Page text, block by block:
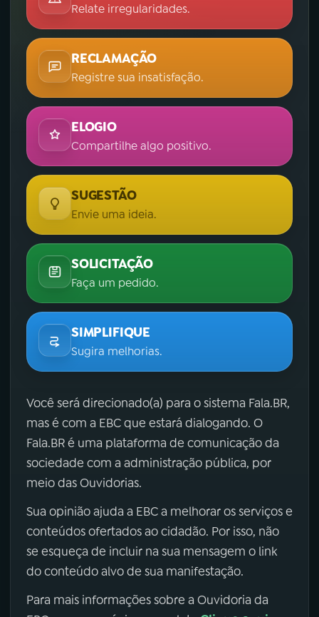
Relate irregularidades.
RECLAMAÇÃO
Registre sua insatisfação.
ELOGIO
Compartilhe algo positivo.
SUGESTÃO
Envie uma ideia.
SOLICITAÇÃO
Faça um pedido.
SIMPLIFIQUE
Sugira melhorias.
Você será direcionado(a) para o sistema Fala.BR,
mas é com a EBC que estará dialogando. O
Fala.BR é uma plataforma de comunicação da
sociedade com a administração pública, por
meio das Ouvidorias.
Sua opinião ajuda a EBC a melhorar os serviços e
conteúdos ofertados ao cidadão. Por isso, não
se esqueça de incluir na sua mensagem o link
do conteúdo alvo de sua manifestação.
Para mais informações sobre a Ouvidoria da